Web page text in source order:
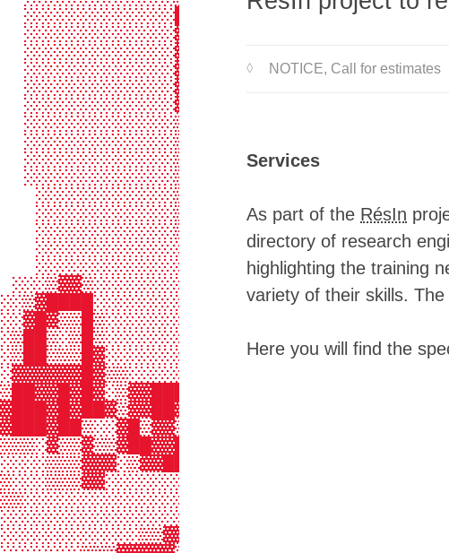
NOTICE, Call for estimates
Services
As part of the RésIn
directory of research
highlighting the training
variety of their skills.
Here you will find the